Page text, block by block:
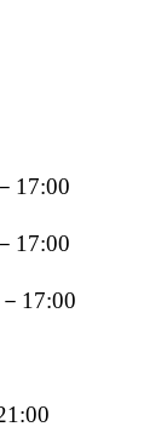
－ 17:00
－ 17:00
－ 17:00